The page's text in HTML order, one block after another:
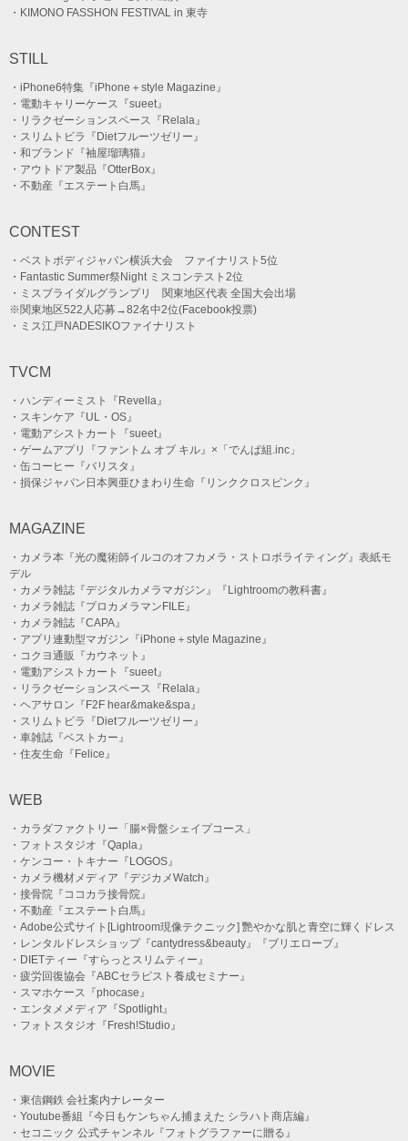
・KIMONO FASSHON FESTIVAL in 東寺
STILL
・iPhone6特集『iPhone＋style Magazine』
・電動キャリーケース『sueet』
・リラクゼーションスペース『Relala』
・スリムトビラ『Dietフルーツゼリー』
・和ブランド『袖屋瑠璃猫』
・アウトドア製品『OtterBox』
・不動産『エステート白馬』
CONTEST
・ベストボディジャパン横浜大会 ファイナリスト5位
・Fantastic Summer祭Night ミスコンテスト2位
・ミスブライダルグランプリ 関東地区代表 全国大会出場
※関東地区522人応募→82名中2位(Facebook投票)
・ミス江戸NADESIKOファイナリスト
TVCM
・ハンディーミスト『Revella』
・スキンケア『UL・OS』
・電動アシストカート『sueet』
・ゲームアプリ『ファントム オブ キル』×「でんぱ組.inc」
・缶コーヒー『バリスタ』
・損保ジャパン日本興亜ひまわり生命『リンククロスピンク』
MAGAZINE
・カメラ本『光の魔術師イルコのオフカメラ・ストロボライティング』表紙モ
デル
・カメラ雑誌『デジタルカメラマガジン』『Lightroomの教科書』
・カメラ雑誌『プロカメラマンFILE』
・カメラ雑誌『CAPA』
・アプリ連動型マガジン『iPhone＋style Magazine』
・コクヨ通販『カウネット』
・電動アシストカート『sueet』
・リラクゼーションスペース『Relala』
・ヘアサロン『F2F hear&make&spa』
・スリムトビラ『Dietフルーツゼリー』
・車雑誌『ベストカー』
・住友生命『Felice』
WEB
・カラダファクトリー「腸×骨盤シェイプコース」
・フォトスタジオ『Qapla』
・ケンコー・トキナー『LOGOS』
・カメラ機材メディア『デジカメWatch』
・接骨院『ココカラ接骨院』
・不動産『エステート白馬』
・Adobe公式サイト[Lightroom現像テクニック] 艷やかな肌と青空に輝くドレス
・レンタルドレスショップ『cantydress&beauty』『ブリエローブ』
・DIETティー『すらっとスリムティー』
・疲労回復協会『ABCセラピスト養成セミナー』
・スマホケース『phocase』
・エンタメメディア『Spotlight』
・フォトスタジオ『Fresh!Studio』
MOVIE
・東信鋼鉄 会社案内ナレーター
・Youtube番組『今日もケンちゃん捕まえた シラハト商店編』
・セコニック 公式チャンネル『フォトグラファーに贈る』